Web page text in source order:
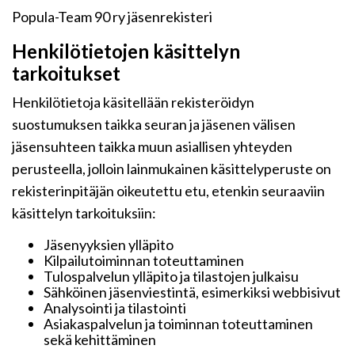
Popula-Team 90 ry jäsenrekisteri
Henkilötietojen käsittelyn
tarkoitukset
Henkilötietoja käsitellään rekisteröidyn
suostumuksen taikka seuran ja jäsenen välisen
jäsensuhteen taikka muun asiallisen yhteyden
perusteella, jolloin lainmukainen käsittelyperuste on
rekisterinpitäjän oikeutettu etu, etenkin seuraaviin
käsittelyn tarkoituksiin:
Jäsenyyksien ylläpito
Kilpailutoiminnan toteuttaminen
Tulospalvelun ylläpito ja tilastojen julkaisu
Sähköinen jäsenviestintä, esimerkiksi webbisivut
Analysointi ja tilastointi
Asiakaspalvelun ja toiminnan toteuttaminen
sekä kehittäminen